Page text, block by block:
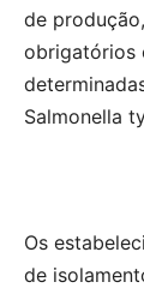
de
obrigatórios
Salmonella
Os
de